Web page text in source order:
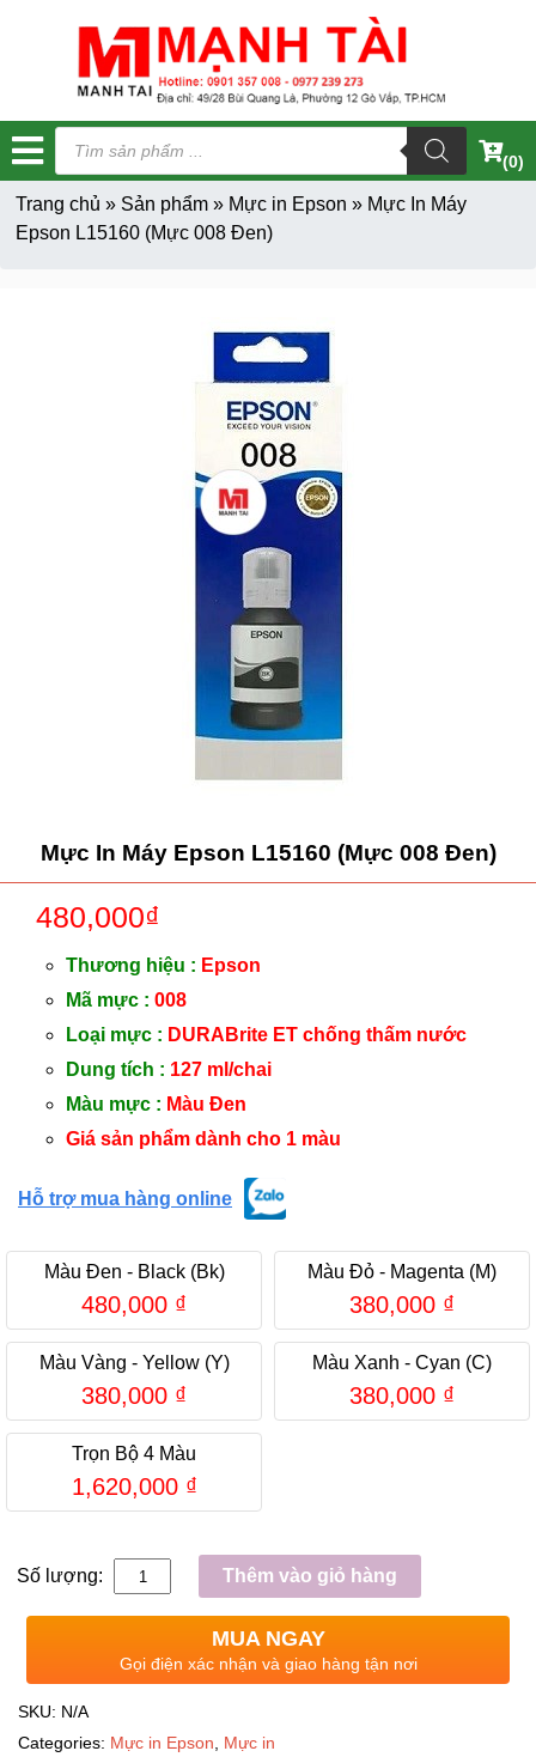
Tìm
kiếm
sản
phẩm
(0)
Trang chủ » Sản phẩm» Mực in Epson » Mực In Máy
Epson L15160 (Mực 008 Đen)
Mực In Máy Epson L15160 (Mực 008 Đen)
480,000₫
Thương hiệu : Epson
Mã mực : 008
Loại mực : DURABrite ET chống thấm nước
Dung tích : 127 ml/chai
Màu mực : Màu Đen
Giá sản phẩm dành cho 1 màu
Hỗ trợ mua hàng online
Màu Đen - Black (Bk)
480,000 ₫
Màu Đỏ - Magenta (M)
380,000 ₫
Màu Vàng - Yellow (Y)
380,000 ₫
Màu Xanh - Cyan (C)
380,000 ₫
Trọn Bộ 4 Màu
1,620,000 ₫
Số lượng: Thêm vào giỏ hàng
MUA NGAY
Gọi điện xác nhận và giao hàng tận nơi
SKU: N/A
Categories: Mực in Epson Mực in